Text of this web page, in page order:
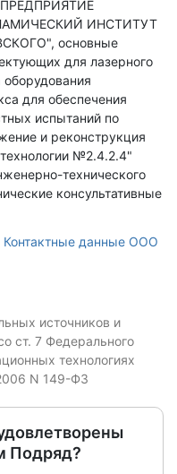
ИНСТИТУТ
основные
для лазерного
оборудования
для обеспечения
испытаний по
и реконструкция
№2.4.2.4"
технического
консультативные
Контактные данные ООО
источников и
ст. 7 Федерального
технологиях
N 149-ФЗ
Подряд?